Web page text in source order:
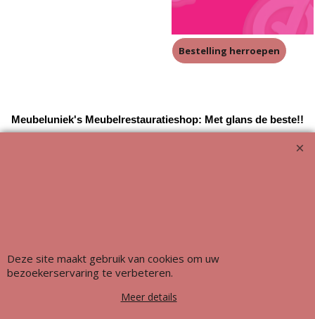
Bestelling herroepen
Meubeluniek's Meubelrestauratieshop: Met glans de beste!!
Deze site maakt gebruik van cookies om uw
bezoekerservaring te verbeteren.
Meer details